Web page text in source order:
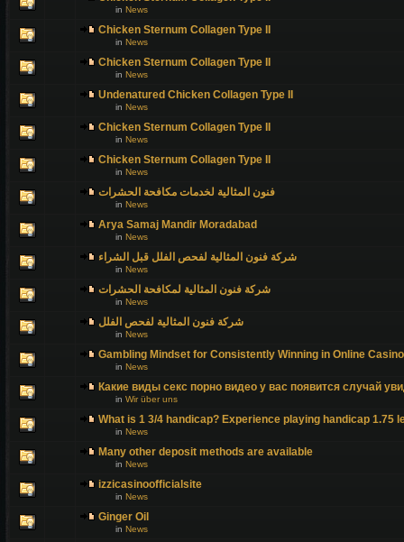
in News
Chicken Sternum Collagen Type II
in News
Chicken Sternum Collagen Type II
in News
Undenatured Chicken Collagen Type II
in News
Chicken Sternum Collagen Type II
in News
Chicken Sternum Collagen Type II
in News
فنون المثالية لخدمات مكافحة الحشرات
in News
Arya Samaj Mandir Moradabad
in News
شركة فنون المثالية لفحص الفلل قبل الشراء
in News
شركة فنون المثالية لمكافحة الحشرات
in News
شركة فنون المثالية لفحص الفلل
in News
Gambling Mindset for Consistently Winning in Online
in News
Какие виды секс порно видео у вас появится случай
in Wir über uns
What is 1 3/4 handicap? Experience playing handicap 1.75
in News
Many other deposit methods are available
in News
izzicasinoofficialsite
in News
Ginger Oil
in News